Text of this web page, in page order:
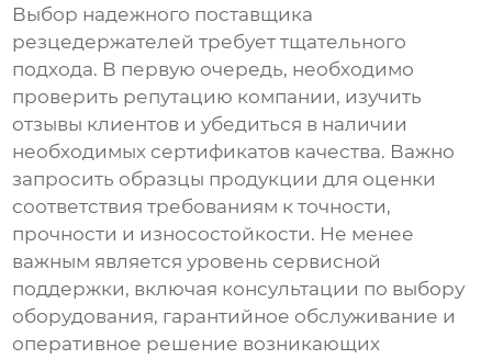
Выбор надежного поставщика
резцедержателей требует тщательного
подхода. В первую очередь, необходимо
проверить репутацию компании, изучить
отзывы клиентов и убедиться в наличии
необходимых сертификатов качества. Важно
запросить образцы продукции для оценки
соответствия требованиям к точности,
прочности и износостойкости. Не менее
важным является уровень сервисной
поддержки, включая консультации по выбору
оборудования, гарантийное обслуживание и
оперативное решение возникающих